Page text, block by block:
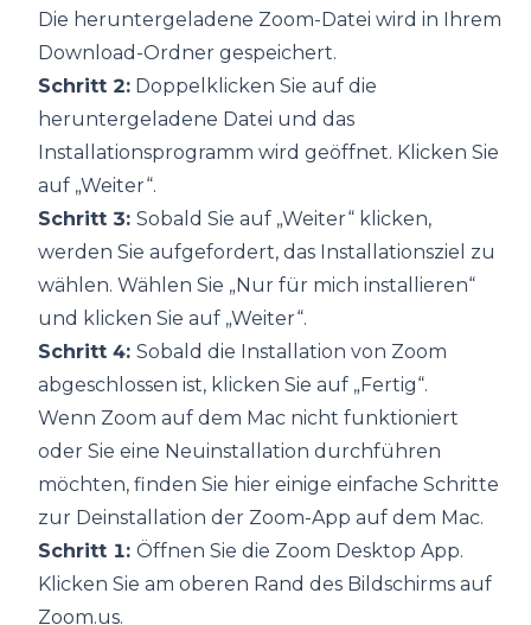
Die heruntergeladene Zoom-Datei wird in Ihrem
Download-Ordner gespeichert.
Schritt 2: Doppelklicken Sie auf die
heruntergeladene Datei und das
Installationsprogramm wird geöffnet. Klicken Sie
auf „Weiter“.
Schritt 3: Sobald Sie auf „Weiter“ klicken,
werden Sie aufgefordert, das Installationsziel zu
wählen. Wählen Sie „Nur für mich installieren“
und klicken Sie auf „Weiter“.
Schritt 4: Sobald die Installation von Zoom
abgeschlossen ist, klicken Sie auf „Fertig“.
Wenn Zoom auf dem Mac nicht funktioniert
oder Sie eine Neuinstallation durchführen
möchten, finden Sie hier einige einfache Schritte
zur Deinstallation der Zoom-App auf dem Mac.
Schritt 1: Öffnen Sie die Zoom Desktop App.
Klicken Sie am oberen Rand des Bildschirms auf
Zoom.us.